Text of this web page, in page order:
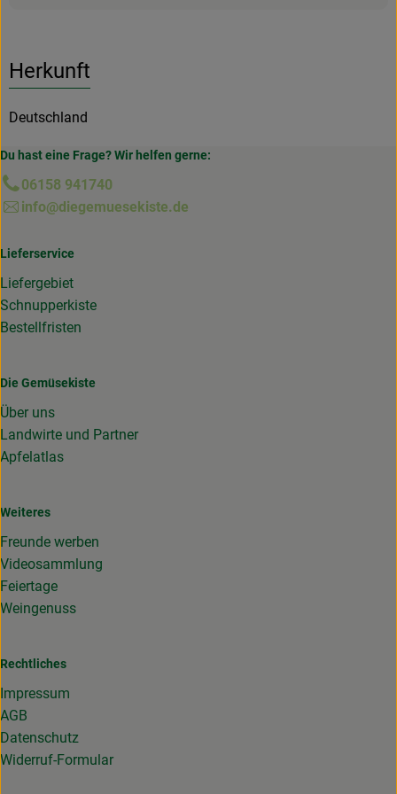
Herkunft
Deutschland
Du hast eine Frage? Wir helfen gerne:
06158 941740
info@diegemuesekiste.de
Lieferservice
Liefergebiet
Schnupperkiste
Bestellfristen
Die Gemüsekiste
Über uns
Landwirte und Partner
Apfelatlas
Weiteres
Freunde werben
Videosammlung
Feiertage
Weingenuss
Rechtliches
Impressum
AGB
Datenschutz
Widerruf-Formular